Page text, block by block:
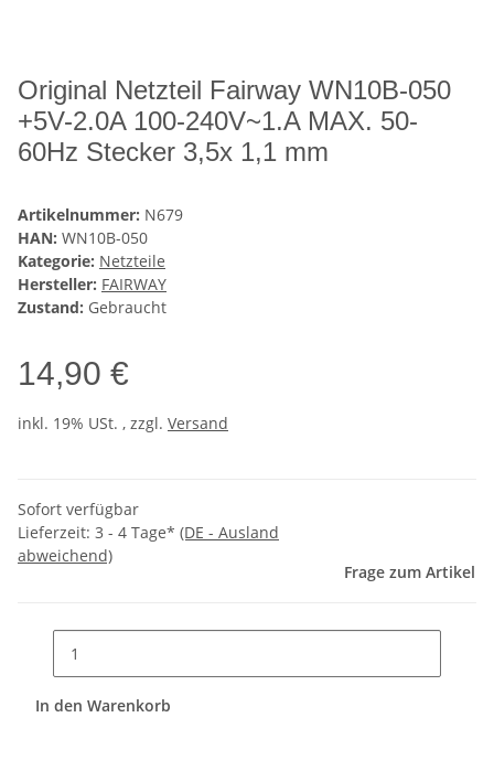
Original Netzteil Fairway WN10B-050
+5V-2.0A 100-240V~1.A MAX. 50-
60Hz Stecker 3,5x 1,1 mm
Artikelnummer: N679
HAN: WN10B-050
Kategorie: Netzteile
Hersteller: FAIRWAY
Zustand: Gebraucht
14,90 €
inkl. 19% USt. , zzgl. Versand
Sofort verfügbar
Lieferzeit: 3 - 4 Tage* (DE - Ausland
abweichend)
Frage zum Artikel
In den Warenkorb